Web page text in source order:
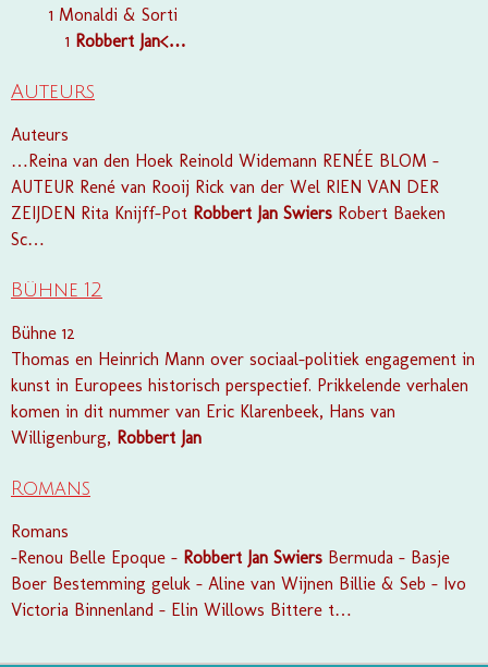
1 Monaldi & Sorti
1 Robbert Jan<…
Auteurs
Auteurs
…Reina van den Hoek Reinold Widemann RENÉE BLOM -
AUTEUR René van Rooij Rick van der Wel RIEN VAN DER
ZEIJDEN Rita Knijff-Pot Robbert Jan Swiers Robert Baeken
Sc…
Bühne 12
Bühne 12
Thomas en Heinrich Mann over sociaal-politiek engagement in
kunst in Europees historisch perspectief. Prikkelende verhalen
komen in dit nummer van Eric Klarenbeek, Hans van
Willigenburg, Robbert Jan
Romans
Romans
-Renou Belle Epoque - Robbert Jan Swiers Bermuda - Basje
Boer Bestemming geluk - Aline van Wijnen Billie & Seb - Ivo
Victoria Binnenland - Elin Willows Bittere t…